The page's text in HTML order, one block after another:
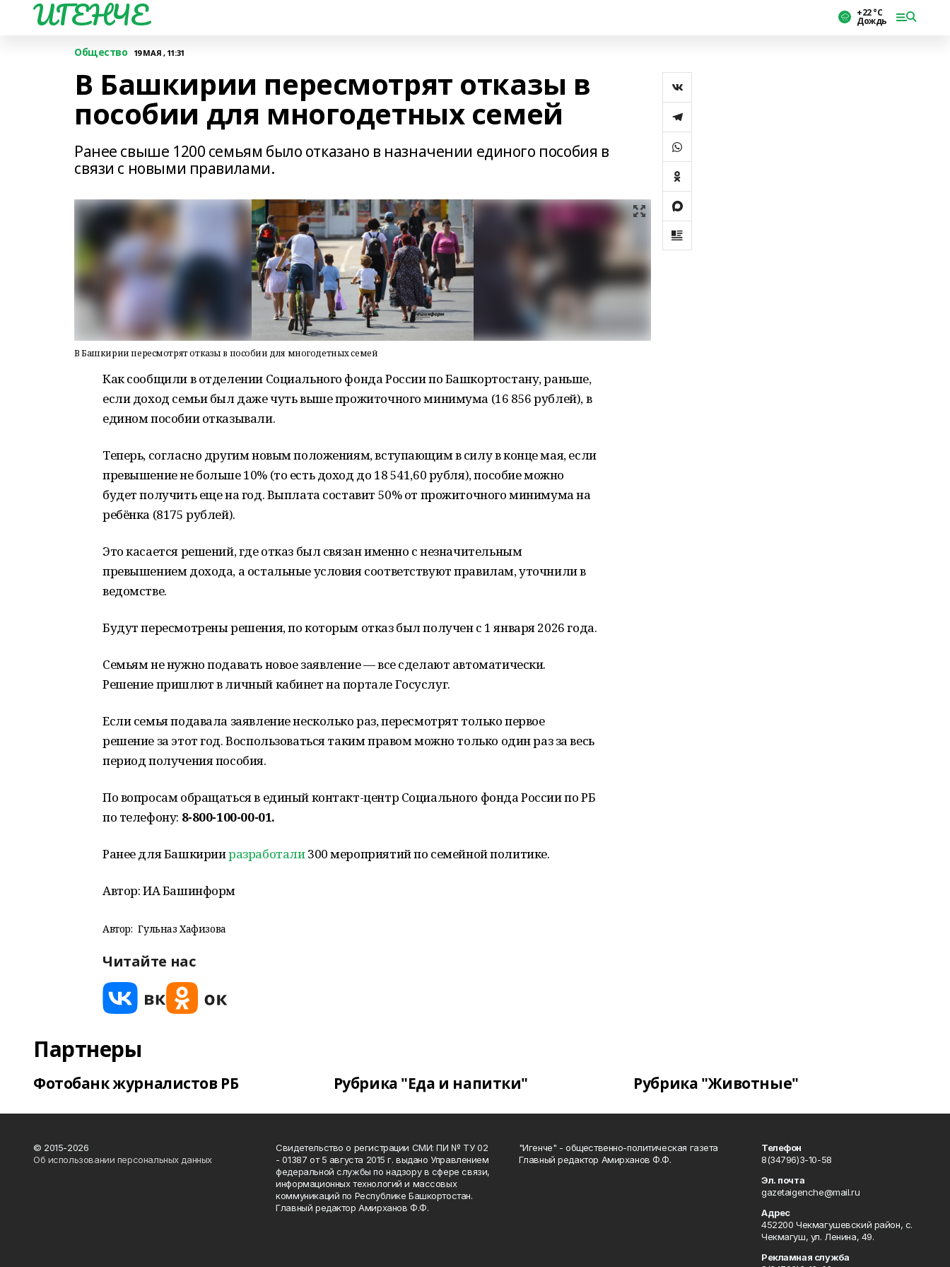
ИГЕНЧЕ +22 °С
Дождь
Общество 19 МАЯ , 11:31
В Башкирии пересмотрят отказы в
пособии для многодетных семей
Ранее свыше 1200 семьям было отказано в назначении единого пособия в
связи с новыми правилами.
В Башкирии пересмотрят отказы в пособии для многодетных семей
Как сообщили в отделении Социального фонда России по Башкортостану, раньше,
если доход семьи был даже чуть выше прожиточного минимума (16 856 рублей), в
едином пособии отказывали.
Теперь, согласно другим новым положениям, вступающим в силу в конце мая, если
превышение не больше 10% (то есть доход до 18 541,60 рубля), пособие можно
будет получить еще на год. Выплата составит 50% от прожиточного минимума на
ребёнка (8175 рублей).
Это касается решений, где отказ был связан именно с незначительным
превышением дохода, а остальные условия соответствуют правилам, уточнили в
ведомстве.
Будут пересмотрены решения, по которым отказ был получен с 1 января 2026 года.
Семьям не нужно подавать новое заявление — все сделают автоматически.
Решение пришлют в личный кабинет на портале Госуслуг.
Если семья подавала заявление несколько раз, пересмотрят только первое
решение за этот год. Воспользоваться таким правом можно только один раз за весь
период получения пособия.
По вопросам обращаться в единый контакт-центр Социального фонда России по РБ
по телефону: 8-800-100-00-01.
Ранее для Башкирииразработали300 мероприятий по семейной политике.
Автор: ИА Башинформ
Автор: Гульназ Хафизова
Читайте нас
Партнеры
Фотобанк журналистов РБ Рубрика "Еда и напитки" Рубрика "Животные"
© 2015-2026
Об использовании персональных данных
Свидетельство о регистрации СМИ: ПИ № ТУ 02
- 01387 от 5 августа 2015 г. выдано Управлением
федеральной службы по надзору в сфере связи,
информационных технологий и массовых
коммуникаций по Республике Башкортостан.
Главный редактор Амирханов Ф.Ф.
"Игенче" - общественно-политическая газета
Главный редактор Амирханов Ф.Ф.
Телефон
8(34796)3-10-58
Эл. почта
gazetaigenche@mail.ru
Адрес
452200 Чекмагушевский район, с.
Чекмагуш, ул. Ленина, 49.
Рекламная служба